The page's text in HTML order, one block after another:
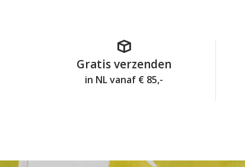
Gratis verzenden
in NL vanaf € 85,-